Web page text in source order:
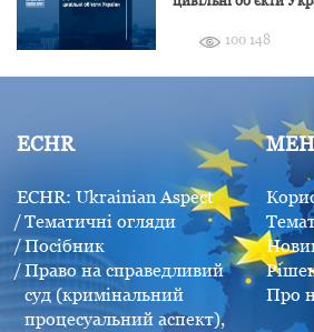
100 148
ECHR
ECHR: Ukrainian Aspect
Тематичні огляди
Посібник
Право на справедливий
суд (кримінальний
процесуальний аспект),
Про